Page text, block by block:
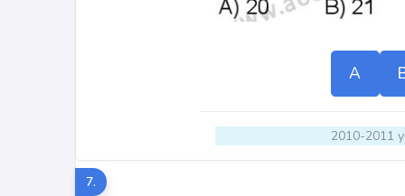
A
2010-2011
7.